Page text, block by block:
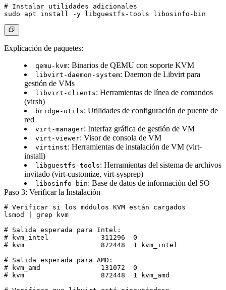
# Instalar utilidades adicionales
Explicación de paquetes:
qemu-kvm: Binarios de QEMU con soporte KVM
libvirt-daemon-system: Daemon de Libvirt para
gestión de VMs
libvirt-clients: Herramientas de línea de comandos
(virsh)
bridge-utils: Utilidades de configuración de puente de
red
virt-manager: Interfaz gráfica de gestión de VM
virt-viewer: Visor de consola de VM
virtinst: Herramientas de instalación de VM (virt-
install)
libguestfs-tools: Herramientas del sistema de archivos
invitado (virt-customize, virt-sysprep)
libosinfo-bin: Base de datos de información del SO
Paso 3: Verificar la Instalación
# Verificar si los módulos KVM están cargados
lsmod | grep kvm
# Salida esperada para Intel:
# kvm_intel             311296  0
# kvm                   872448  1 kvm_intel
# Salida esperada para AMD:
# kvm_amd               131072  0
# kvm                   872448  1 kvm_amd